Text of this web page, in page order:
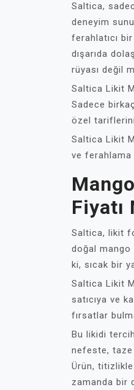
Saltica,
deneyim
ferahlatıcı
dışarıda
rüyası değil
Saltica Likit
Sadece
özel
Saltica Likit
ve ferahlama
Fiyatı
Saltica, likit
doğal mango
ki, sıcak bir
Saltica Likit
satıcıya ve
fırsatlar
Bu likidi
nefeste, taze
Ürün, titizlikle
zamanda bir